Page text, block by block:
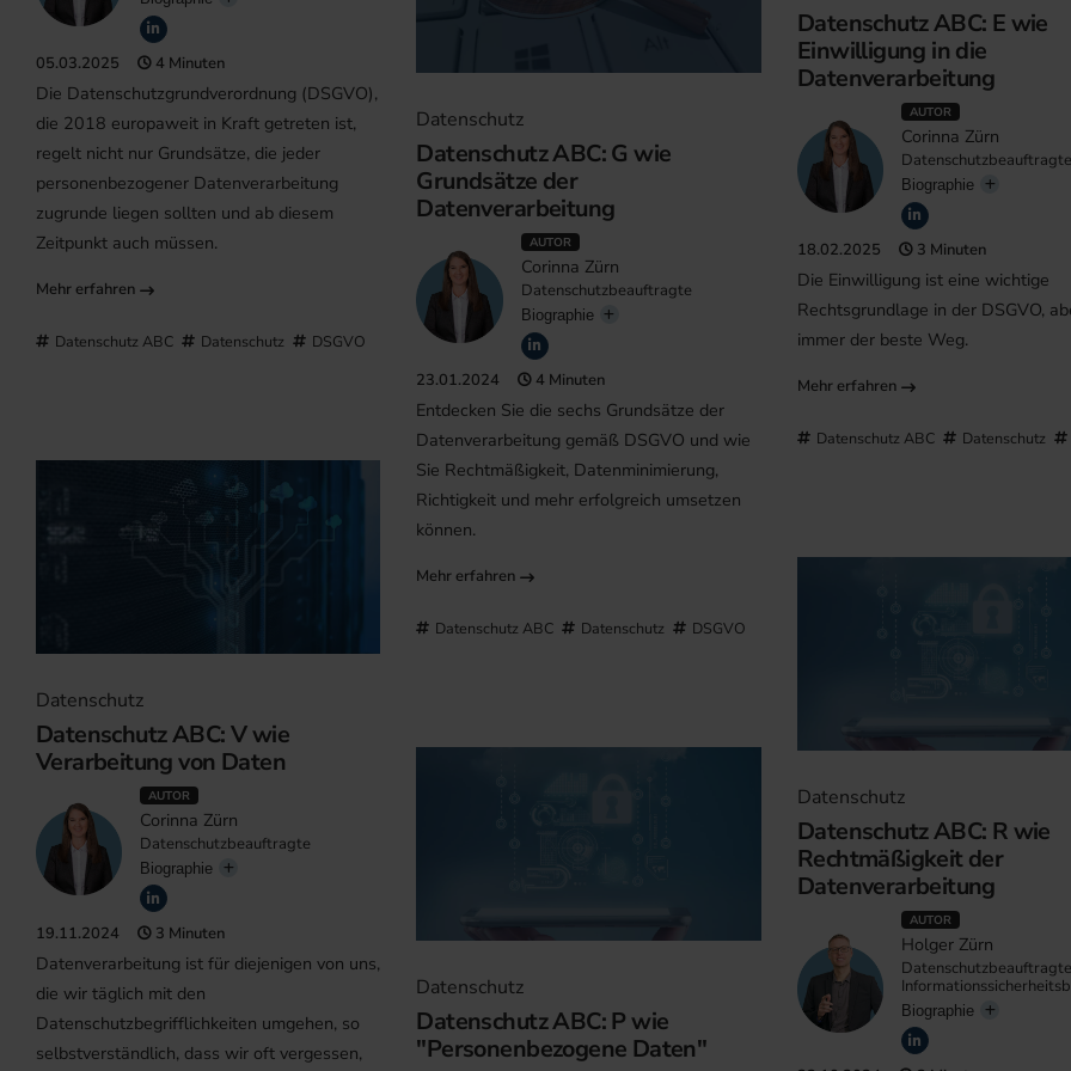
05.03.2025 4 Minuten
Die Datenschutzgrundverordnung (DSGVO),
die 2018 europaweit in Kraft getreten ist,
regelt nicht nur Grundsätze, die jeder
personenbezogener Datenverarbeitung
zugrunde liegen sollten und ab diesem
Zeitpunkt auch müssen.
Mehr erfahren
Datenschutz ABC Datenschutz DSGVO
Datenschutz ABC: E wie
Einwilligung in die
Datenverarbeitung
AUTOR
Corinna Zürn
Biographie
18.02.2025 3 Minuten
Die Einwilligung ist eine wichtige
Rechtsgrundlage in der DSGVO,
immer der beste Weg.
Mehr erfahren
Datenschutz ABC Datenschutz
Datenschutz
Datenschutz ABC: G wie
Grundsätze der
Datenverarbeitung
AUTOR
Corinna Zürn
Datenschutzbeauftragte
Biographie
23.01.2024 4 Minuten
Entdecken Sie die sechs Grundsätze der
Datenverarbeitung gemäß DSGVO und wie
Sie Rechtmäßigkeit, Datenminimierung,
Richtigkeit und mehr erfolgreich umsetzen
können.
Mehr erfahren
Datenschutz ABC Datenschutz DSGVO
Datenschutz
Datenschutz ABC: V wie
Verarbeitung von Daten
AUTOR
Corinna Zürn
Datenschutzbeauftragte
Biographie
19.11.2024 3 Minuten
Datenverarbeitung ist für diejenigen von uns,
die wir täglich mit den
Datenschutzbegrifflichkeiten umgehen, so
selbstverständlich, dass wir oft vergessen,
Datenschutz
Datenschutz ABC: R wie
Rechtmäßigkeit der
Datenverarbeitung
AUTOR
Holger Zürn
Biographie
Datenschutz
Datenschutz ABC: P wie
"Personenbezogene Daten"